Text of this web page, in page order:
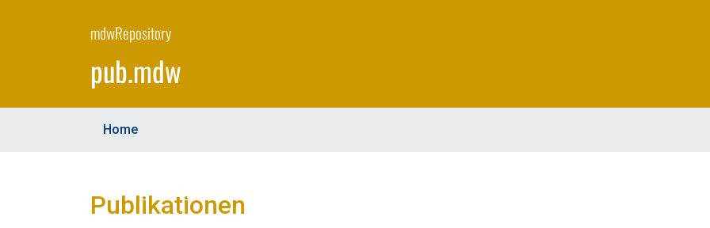
mdwRepository
pub.mdw
Home
Publikationen